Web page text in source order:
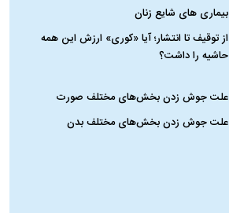
بیماری‌ های شایع زنان
از توقیف تا انتشار؛ آیا «کوری» ارزش این همه
حاشیه را داشت؟